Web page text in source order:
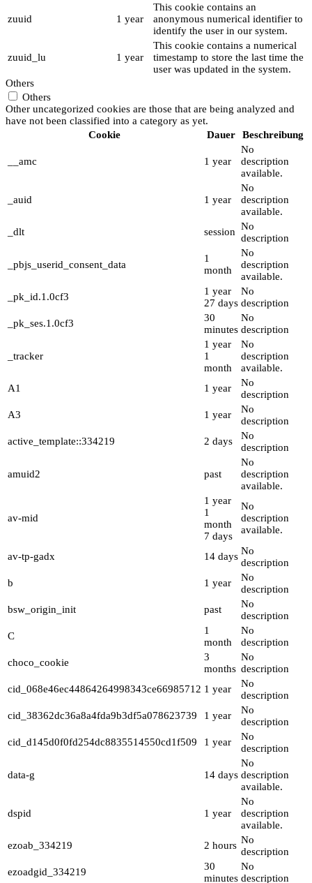
zuuid 1 year
This cookie contains an
anonymous numerical identifier to
identify the user in our system.
zuuid_lu 1 year
This cookie contains a numerical
timestamp to store the last time the
user was updated in the system.
Others
Others
Other uncategorized cookies are those that are being analyzed and
have not been classified into a category as yet.
Cookie
Dauer Beschreibung
__amc 1 year
No
description
available.
_auid 1 year
No
description
available.
_dlt
session No
description
_pbjs_userid_consent_data
1
month
No
description
available.
_pk_id.1.0cf3
1 year
27 days
No
description
_pk_ses.1.0cf3
30
minutes
No
description
_tracker
1 year
1
month
No
description
available.
A1
1 year
No
description
A3
1 year
No
description
active_template::334219
2 days
No
description
amuid2 past
No
description
available.
av-mid
1 year
1
month
7 days
No
description
available.
av-tp-gadx 14 days No
description
b
1 year
No
description
bsw_origin_init
past
No
description
C
1
month
No
description
choco_cookie
3
months
No
description
cid_068e46ec44864264998343ce66985712 1 year
No
description
cid_38362dc36a8a4fda9b3df5a078623739
1 year
No
description
cid_d145d0f0fd254dc8835514550cd1f509
1 year
No
description
data-g 14 days
No
description
available.
dspid 1 year
No
description
available.
ezoab_334219
2 hours No
description
ezoadgid_334219
30
minutes
No
description